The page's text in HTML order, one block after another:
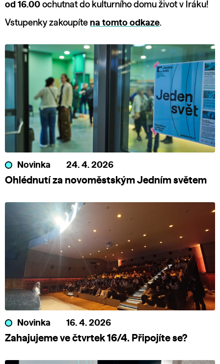
od 16.00 ochutnat do kulturního domu život v Iráku!
Vstupenky zakoupíte na tomto odkaze.
Novinka 24. 4. 2026
Ohlédnutí za novoměstským Jedním světem
Novinka 16. 4. 2026
Zahajujeme ve čtvrtek 16/4. Připojíte se?